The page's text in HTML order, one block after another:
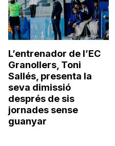
L’entrenador de l’EC
Granollers, Toni
Sallés, presenta la
seva dimissió
després de sis
jornades sense
guanyar